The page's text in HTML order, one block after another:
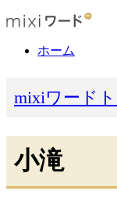
ホーム
mixiワード
小滝